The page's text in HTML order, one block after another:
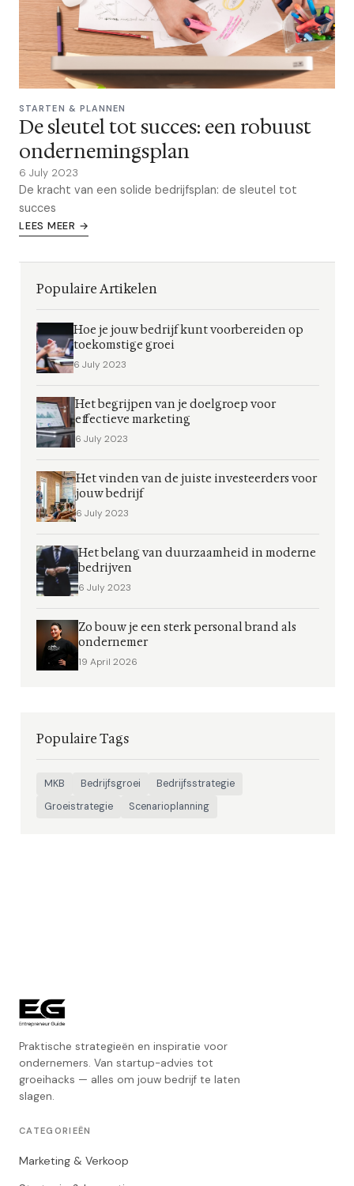
STARTEN & PLANNEN
De sleutel tot succes: een robuust
ondernemingsplan
6 July 2023
De kracht van een solide bedrijfsplan: de sleutel tot
succes
LEES MEER →
Populaire Artikelen
Hoe je jouw bedrijf kunt voorbereiden op
toekomstige groei
6 July 2023
Het begrijpen van je doelgroep voor
effectieve marketing
6 July 2023
Het vinden van de juiste investeerders voor
jouw bedrijf
6 July 2023
Het belang van duurzaamheid in moderne
bedrijven
6 July 2023
Zo bouw je een sterk personal brand als
ondernemer
19 April 2026
Populaire Tags
MKB Bedrijfsgroei
Bedrijfsstrategie
Groeistrategie
Scenarioplanning
Praktische strategieën en inspiratie voor
ondernemers. Van startup-advies tot
groeihacks — alles om jouw bedrijf te laten
slagen.
CATEGORIEËN
Marketing & Verkoop